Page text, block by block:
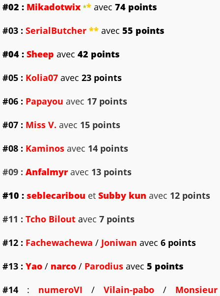
#02 : Mikadotwix ** avec 74 points
#03 : SerialButcher ** avec 55 points
#04 : Sheep avec 42 points
#05 : Kolia07 avec 23 points
#06 : Papayou avec 17 points
#07 : Miss V. avec 15 points
#08 : Kaminos avec 14 points
#09 : Anfalmyravec 13 points
#10 : seblecaribou et Subby kun avec 12 points
#11 : Tcho Bilout avec 7 points
#12 : Fachewachewa / Joniwan avec 6 points
#13 : Yao / narco / Parodius avec 5 points
#14 : numeroVI / Vilain-pabo / Monsieur